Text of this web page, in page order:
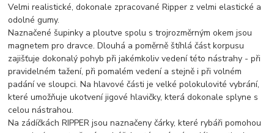
Velmi realistické, dokonale zpracované Ripper z velmi elastické a
odolné gumy.
Naznačené šupinky a ploutve spolu s trojrozměrným okem jsou
magnetem pro dravce. Dlouhá a poměrně štíhlá část korpusu
zajišťuje dokonalý pohyb při jakémkoliv vedení této nástrahy - při
pravidelném tažení, při pomalém vedení a stejně i při volném
padání ve sloupci. Na hlavové části je velké polokulovité vybrání,
které umožňuje ukotvení jigové hlavičky, která dokonale splyne s
celou nástrahou.
Na zádíčkách RIPPER jsou naznačeny čárky, které rybáři pomohou